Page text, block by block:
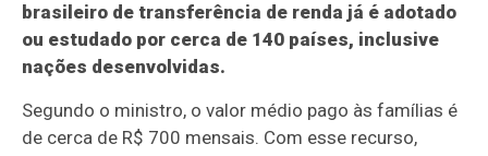
brasileiro de transferência de renda já é adotado
ou estudado por cerca de 140 países, inclusive
nações desenvolvidas.
Segundo o ministro, o valor médio pago às famílias é
de cerca de R$ 700 mensais. Com esse recurso,